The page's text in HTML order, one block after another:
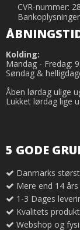
CVR-nummer:
Kolding:
Mandag - Fredag:
Søndag &
Åben lørdag ulige
Lukket lørdag lige
5 GODE
Danmarks
Mere end 14
1-3 Dages
Kvalitets
Webshop og